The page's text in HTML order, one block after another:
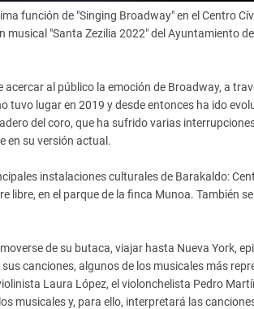
función de "Singing Broadway" en el Centro
"Santa Zezilia 2022" del Ayuntamiento
al público la emoción de Broadway, a
tuvo lugar en 2019 y desde entonces ha ido
del coro, que ha sufrido varias
en su versión actual.
instalaciones culturales de Barakaldo:
libre, en el parque de la finca Munoa. También
de su butaca, viajar hasta Nueva York,
canciones, algunos de los musicales más
Laura López, el violonchelista Pedro
musicales y, para ello, interpretará las